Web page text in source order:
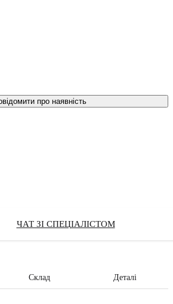
ЧАТ ЗІ СПЕЦІАЛІСТОМ
Склад Деталі